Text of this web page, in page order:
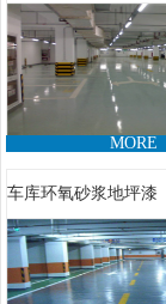
MORE
车库环氧砂浆地坪漆